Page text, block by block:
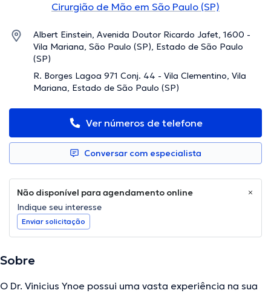
Cirurgião de Mão em São Paulo (SP)
Albert Einstein, Avenida Doutor Ricardo Jafet, 1600 -
Vila Mariana, São Paulo (SP), Estado de São Paulo
(SP)
R. Borges Lagoa 971 Conj. 44 - Vila Clementino, Vila
Mariana, Estado de São Paulo (SP)
Ver números de telefone
Conversar com especialista
Não disponível para agendamento online
Indique seu interesse
Enviar solicitação
Sobre
O Dr. Vinicius Ynoe possui uma vasta experiência na sua